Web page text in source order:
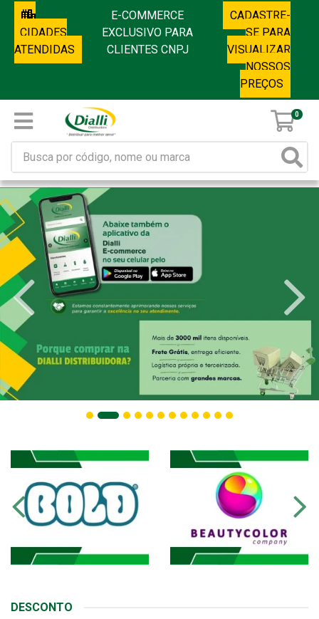
CIDADES
ATENDIDAS
E-COMMERCE
EXCLUSIVO PARA
CLIENTES CNPJ
CADASTRE-
SE PARA
VISUALIZAR
NOSSOS
PREÇOS
0
DESCONTO